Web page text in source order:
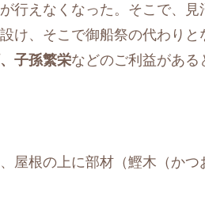
行えなくなった。そこで、
け、そこで御船祭の代わり
子孫繁栄などのご利益がある
屋根の上に部材（鰹木（かつ